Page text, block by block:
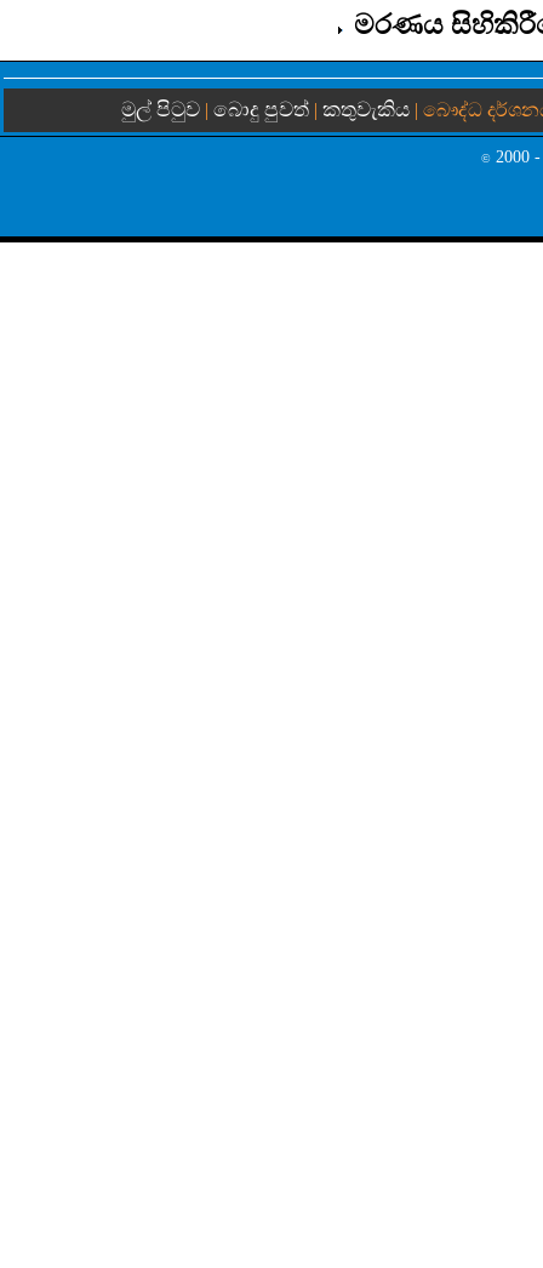
මරණය
මුල් පිටුව | බොදු පුවත්| කතුවැකිය| බෞද්ධ
© 2000